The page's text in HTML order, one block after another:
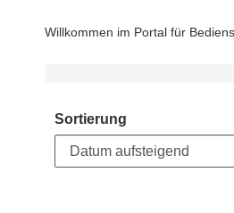
Willkommen im Portal für
Sortierung